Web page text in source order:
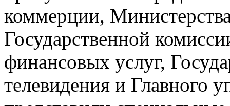
коммерции,
Государственной
финансовых услуг,
телевидения и Главного